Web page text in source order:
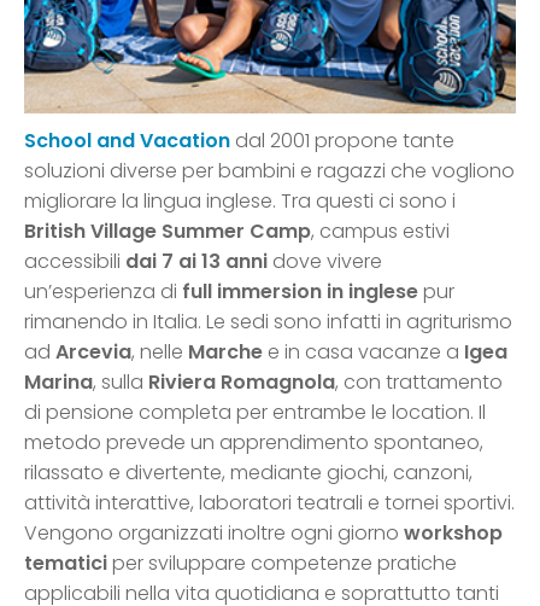
School and Vacation dal 2001 propone tante
soluzioni diverse per bambini e ragazzi che vogliono
migliorare la lingua inglese. Tra questi ci sono i
British Village Summer Camp, campus estivi
accessibili dai 7 ai 13 anni dove vivere
un’esperienza di full immersion in inglesepur
rimanendo in Italia. Le sedi sono infatti in agriturismo
ad Arcevia, nelle Marche e in casa vacanze a Igea
Marina, sulla Riviera Romagnola, con trattamento
di pensione completa per entrambe le location. Il
metodo prevede un apprendimento spontaneo,
rilassato e divertente, mediante giochi, canzoni,
attività interattive, laboratori teatrali e tornei sportivi.
Vengono organizzati inoltre ogni giorno workshop
tematiciper sviluppare competenze pratiche
applicabili nella vita quotidiana e soprattutto tanti